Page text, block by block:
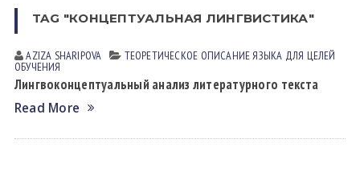
TAG "КОНЦЕПТУАЛЬНАЯ ЛИНГВИСТИКА"
AZIZA SHARIPOVA ТЕОРЕТИЧЕСКОЕ ОПИСАНИЕ ЯЗЫКА ДЛЯ ЦЕЛЕЙ
ОБУЧЕНИЯ
Лингвоконцептуальный анализ литературного текста
Read More